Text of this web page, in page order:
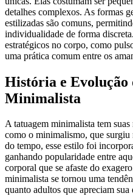
detalhes complexos. As formas
estilizadas são comuns,
individualidade de forma
estratégicos no corpo, como
uma prática comum entre os
História e Evolução
Minimalista
A tatuagem minimalista tem
como o minimalismo, que surgiu
do tempo, esse estilo foi
ganhando popularidade entre
corporal que se afaste do
minimalista se tornou uma
quanto adultos que apreciam sua